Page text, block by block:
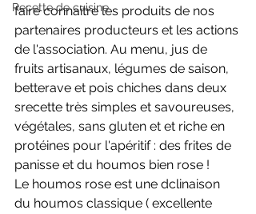
Recette de cuisine
faire connaître les produits de nos
partenaires producteurs et les actions
de l'association. Au menu, jus de
fruits artisanaux, légumes de saison,
betterave et pois chiches dans deux
srecette très simples et savoureuses,
végétales, sans gluten et et riche en
protéines pour l'apéritif : des frites de
panisse et du houmos bien rose !
Le houmos rose est une dclinaison
du houmos classique ( excellente